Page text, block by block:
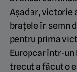
Așadar, victorie
brațele în semn
pentru prima
Europcar într-un
trecut a făcut o